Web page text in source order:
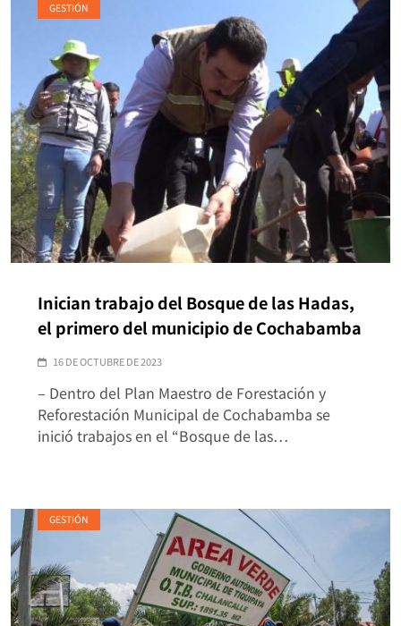
GESTIÓN
Inician trabajo del Bosque de las Hadas,
el primero del municipio de Cochabamba
16 DE OCTUBRE DE 2023
– Dentro del Plan Maestro de Forestación y
Reforestación Municipal de Cochabamba se
inició trabajos en el “Bosque de las…
GESTIÓN